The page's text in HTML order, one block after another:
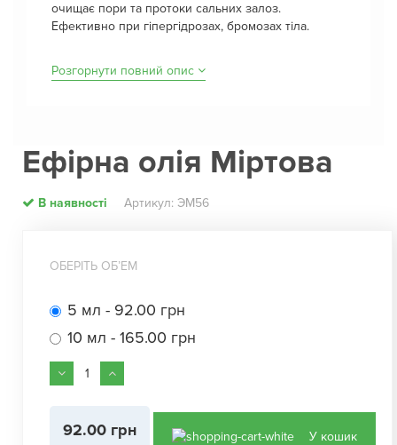
очищає пори та протоки сальних залоз.
Ефективно при гіпергідрозах, бромозах тіла.
Розгорнути повний опис
Ефірна олія Міртова
В наявності Артикул: ЭМ56
ОБЕРІТЬ ОБʼЕМ
5 мл - 92.00 грн
10 мл - 165.00 грн
92.00 грн У кошик